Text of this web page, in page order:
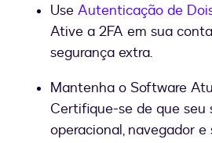
Use Autenticação de
Ative a 2FA em sua
segurança extra.
Mantenha o Software
Certifique-se de que seu
operacional, navegador